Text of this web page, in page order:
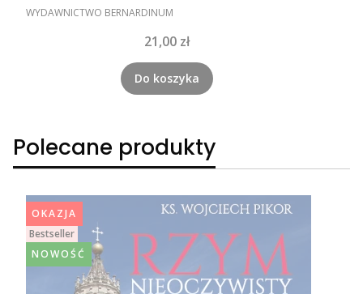
PRODUCENT
WYDAWNICTWO BERNARDINUM
Cena
21,00 zł
Do koszyka
Polecane produkty
OKAZJA
Bestseller
NOWOŚĆ